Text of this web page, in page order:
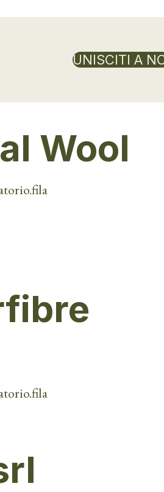
UNISCITI A
Wool